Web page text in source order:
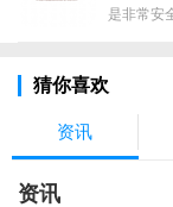
是非常安
猜你喜欢
资讯
资讯